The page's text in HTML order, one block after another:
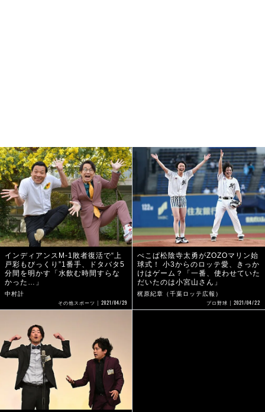
インディアンスM-1敗者復活で“上
戸彩もびっくり”1番手、ドタバタ5
分間を明かす「水飲む時間すらな
かった…」
中村計
その他スポーツ 2021/04/29
ぺこぱ松陰寺太勇がZOZOマリン始
球式！ 小3からのロッテ愛、きっか
けはゲーム？「一番、使わせていた
だいたのは小宮山さん」
梶原紀章（千葉ロッテ広報）
プロ野球 2021/04/22